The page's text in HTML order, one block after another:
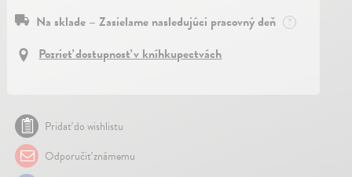
Na sklade – Zasielame nasledujúci pracovný deň ?
Pozrieť dostupnosť v kníhkupectvách
Pridať do wishlistu
Odporučiť známemu